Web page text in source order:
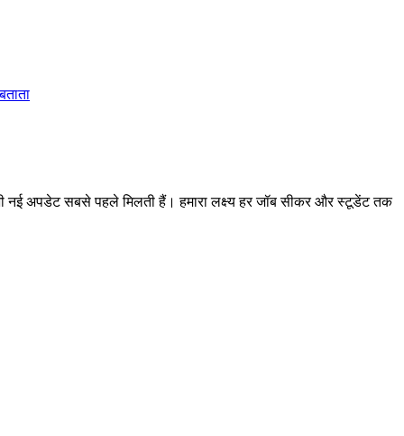
अपडेट सबसे पहले मिलती हैं। हमारा लक्ष्य हर जॉब सीकर और स्टूडेंट तक